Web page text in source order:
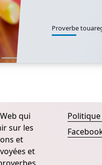
Proverbe
qui
sur les
et
et